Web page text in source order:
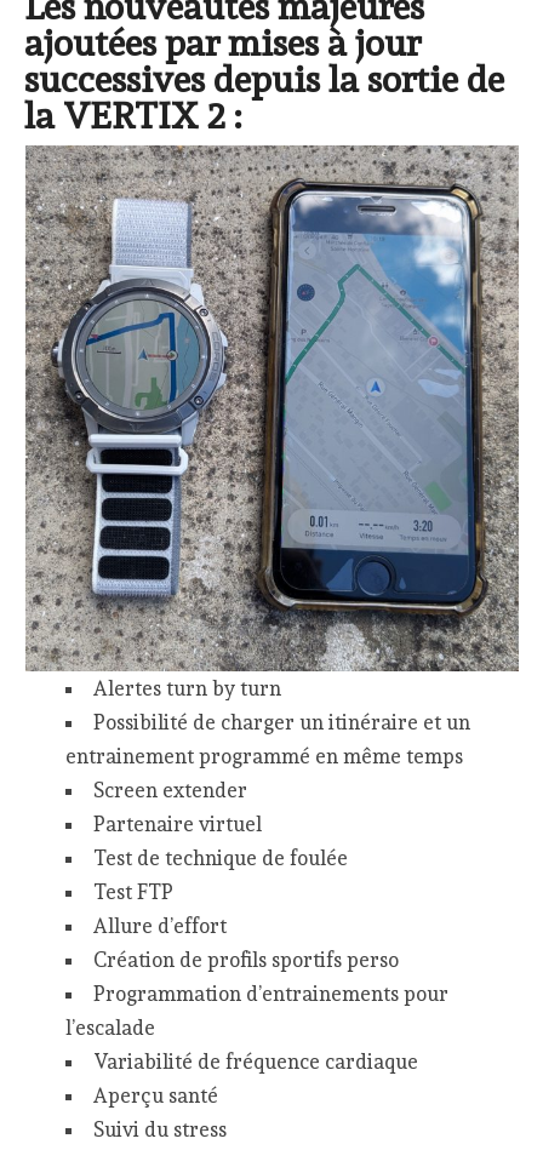
ajoutées par mises à jour
successives depuis la sortie de
la VERTIX 2 :
Alertes turn by turn
Possibilité de charger un itinéraire et un
entrainement programmé en même temps
Screen extender
Partenaire virtuel
Test de technique de foulée
Test FTP
Allure d’effort
Création de profils sportifs perso
Programmation d’entrainements pour
l’escalade
Variabilité de fréquence cardiaque
Aperçu santé
Suivi du stress